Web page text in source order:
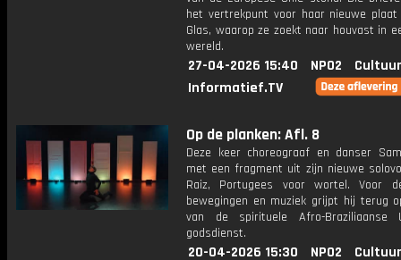
het vertrekpunt voor haar nieuwe
Glas, waarop ze zoekt naar houvast in
wereld.
27-04-2026 15:40 NPO2
Informatief.TV
Op de planken: Afl. 8
Deze keer choreograaf en danser
met een fragment uit zijn nieuwe
Raiz, Portugees voor wortel. Voor
bewegingen en muziek grijpt hij terug
van de spirituele Afro-Braziliaanse
godsdienst.
20-04-2026 15:30 NPO2